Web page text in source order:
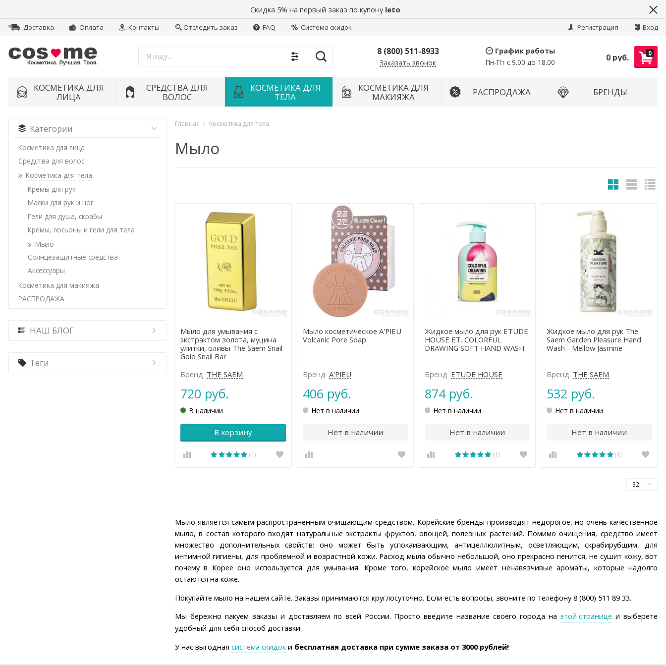
Скидка 5% на первый заказ по купону leto
Доставка Оплата Контакты Отследить заказ FAQ Система скидок Регистрация Вход
Найти
8 (800) 511-8933
Заказать звонок
График работы
Пн-Пт с 9.00 до 18.00
0
0 руб.
КОСМЕТИКА ДЛЯ
ЛИЦА
СРЕДСТВА ДЛЯ
ВОЛОС
КОСМЕТИКА ДЛЯ
ТЕЛА
КОСМЕТИКА ДЛЯ
МАКИЯЖА
РАСПРОДАЖА БРЕНДЫ
Категории
Косметика для лица
Средства для волос
Косметика для тела
Кремы для рук
Маски для рук и ног
Гели для душа, скрабы
Кремы, лосьоны и гели для тела
Мыло
Солнцезащитные средства
Аксессуары
Косметика для макияжа
РАСПРОДАЖА
НАШ БЛОГ
Теги
Главная Косметика для тела
Мыло
Мыло для умывания с
экстрактом золота, муцина
улитки, оливы The Saem Snail
Gold Snail Bar
Бренд THE SAEM
720 руб.
В наличии
В корзину
(1)
Мыло косметическое A'PIEU
Volcanic Pore Soap
Бренд A'PIEU
406 руб.
Нет в наличии
Нет в наличии
Жидкое мыло для рук ETUDE
HOUSE ET. COLORFUL
DRAWING SOFT HAND WASH
Бренд ETUDE HOUSE
874 руб.
Нет в наличии
Нет в наличии
(1)
Жидкое мыло для рук The
Saem Garden Pleasure Hand
Wash - Mellow Jasmine
Бренд THE SAEM
532 руб.
Нет в наличии
Нет в наличии
(1)
Мыло является самым распространенным очищающим средством. Корейские бренды производят недорогое, но очень качественное
мыло, в состав которого входят натуральные экстракты фруктов, овощей, полезных растений. Помимо очищения, средство имеет
множество дополнительных свойств: оно может быть успокаивающим, антицеллюлитным, осветляющим, скрабирубщим, для
интимной гигиены, для проблемной и возрастной кожи. Расход мыла обычно небольшой, оно прекрасно пенится, не сушит кожу, вот
почему в Корее оно используется для умывания. Кроме того, корейское мыло имеет ненавязчивые ароматы, которые надолго
остаются на коже.
Покупайте мыло на нашем сайте. Заказы принимаются круглосуточно. Если есть вопросы, звоните по телефону 8 (800) 511 89 33.
Мы бережно пакуем заказы и доставляем по всей России. Просто введите название своего города наэтой странице и выберете
удобный для себя способ доставки.
У нас выгодная система скидоки бесплатная доставка при сумме заказа от 3000 рублей!